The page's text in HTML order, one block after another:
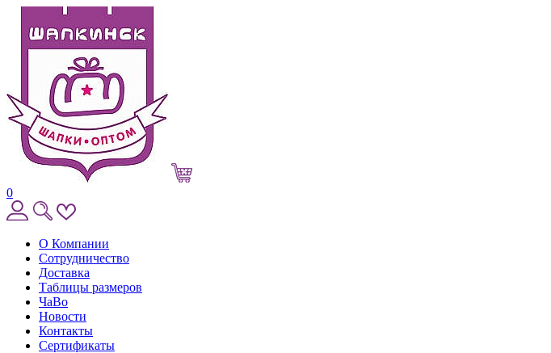
0
О Компании
Сотрудничество
Доставка
Таблицы размеров
ЧаВо
Новости
Контакты
Сертификаты